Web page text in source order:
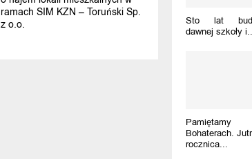
ramach SIM KZN – Toruński Sp.
z o.o.
Sto lat
dawnej szkoły
Bohaterach.
rocznica...